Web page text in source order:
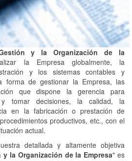
y la Organización de la
la Empresa globalmente, la
y los sistemas contables y
forma de gestionar la Empresa, las
que dispone la gerencia para
tomar decisiones, la calidad, la
en la fabricación o prestación de
productivos, etc., con el
actual.
detallada y altamente objetiva
la Organización de la Empresa" es